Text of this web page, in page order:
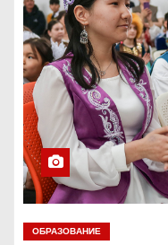
ОБРАЗОВАНИЕ